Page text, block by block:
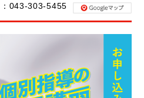
043-303-5455